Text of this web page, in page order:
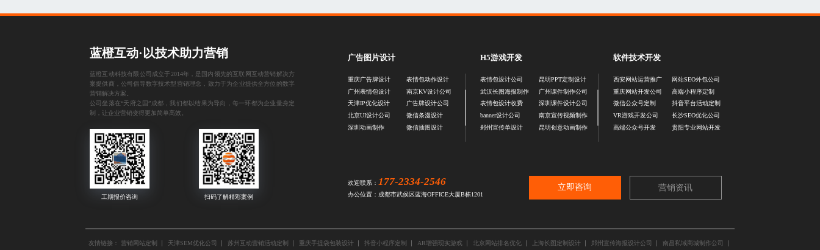
蓝橙互动·以技术助力营销
蓝橙互动科技有限公司成立于2014年，是国内领先的互联网互动营销解决方
案提供商，公司倡导数字技术型营销理念，致力于为企业提供全方位的数字
营销解决方案。
公司坐落在“天府之国”成都，我们都以结果为导向，每一环都为企业量身定
制，让企业营销变得更加简单高效。
广告图片设计
重庆广告牌设计
广州表情包设计
天津IP优化设计
北京UI设计公司
深圳动画制作
表情包动作设计
南京KV设计公司
广告牌设计公司
微信条漫设计
微信插图设计
H5游戏开发
表情包设计公司
武汉长图海报制作
表情包设计收费
banner设计公司
郑州宣传单设计
昆明PPT定制设计
广州课件制作公司
深圳课件设计公司
南京宣传视频制作
昆明创意动画制作
软件技术开发
西安网站运营推广
重庆网站开发公司
微信公众号定制
VR游戏开发公司
高端公众号开发
网站SEO外包公司
高端小程序定制
抖音平台活动定制
长沙SEO优化公司
贵阳专业网站开发
欢迎联系： 177-2334-2546
办公位置：成都市武侯区蓝海OFFICE大厦B栋1201
立即咨询 营销资讯
友情链接： 营销网站定制 天津SEM优化公司 苏州互动营销活动定制 重庆手提袋包装设计 抖音小程序定制 AR增强现实游戏 北京网站排名优化 上海长图定制设计 郑州宣传海报设计公司 南昌私域商城制作公司